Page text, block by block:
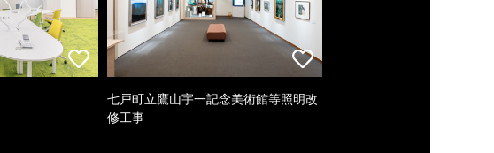
七戸町立鷹山宇一記念美術館等照明改
修工事